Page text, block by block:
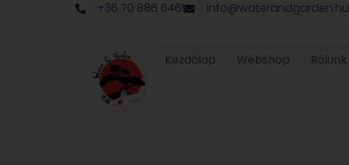
+36 70 886 6461 info@waterandgarden.hu
Kezdőlap Webshop Rólunk